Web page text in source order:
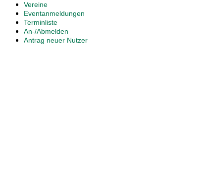
Vereine
Eventanmeldungen
Terminliste
An-/Abmelden
Antrag neuer Nutzer